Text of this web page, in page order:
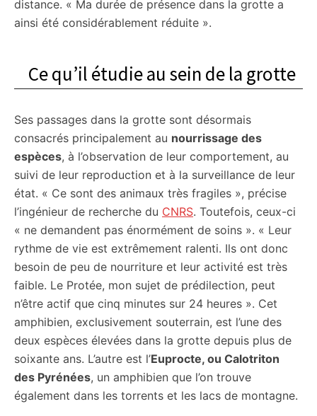
distance. « Ma durée de présence dans la grotte a
ainsi été considérablement réduite ».
Ce qu’il étudie au sein de la grotte
Ses passages dans la grotte sont désormais
consacrés principalement au nourrissage des
espèces, à l’observation de leur comportement, au
suivi de leur reproduction et à la surveillance de leur
état. « Ce sont des animaux très fragiles », précise
l’ingénieur de recherche du CNRS. Toutefois, ceux-ci
« ne demandent pas énormément de soins ». « Leur
rythme de vie est extrêmement ralenti. Ils ont donc
besoin de peu de nourriture et leur activité est très
faible. Le Protée, mon sujet de prédilection, peut
n’être actif que cinq minutes sur 24 heures ». Cet
amphibien, exclusivement souterrain, est l’une des
deux espèces élevées dans la grotte depuis plus de
soixante ans. L’autre est l’Euprocte, ou Calotriton
des Pyrénées, un amphibien que l’on trouve
également dans les torrents et les lacs de montagne.